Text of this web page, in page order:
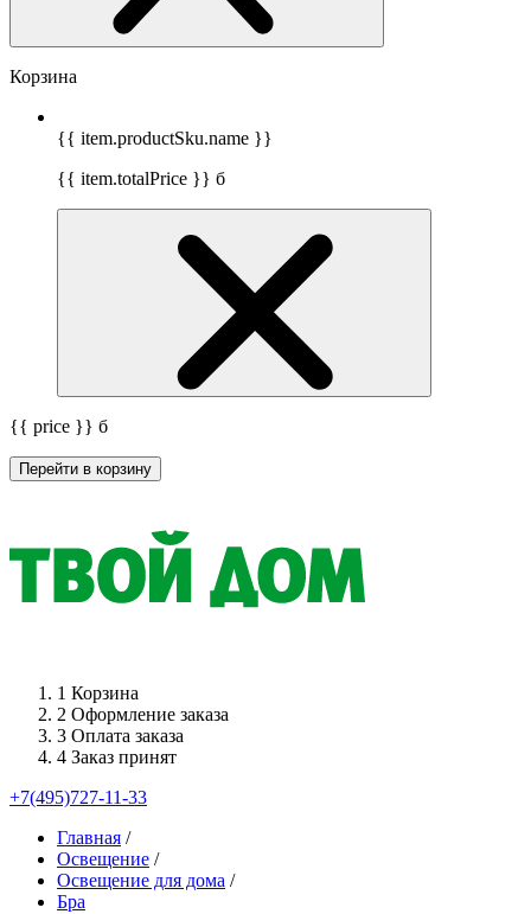
Корзина
{{ item.productSku.name }}
{{ item.totalPrice }} б
{{ price }} б
Перейти в корзину
1 Корзина
2 Оформление заказа
3 Оплата заказа
4 Заказ принят
+7(495)727-11-33
Главная /
Освещение /
Освещение для дома /
Бра